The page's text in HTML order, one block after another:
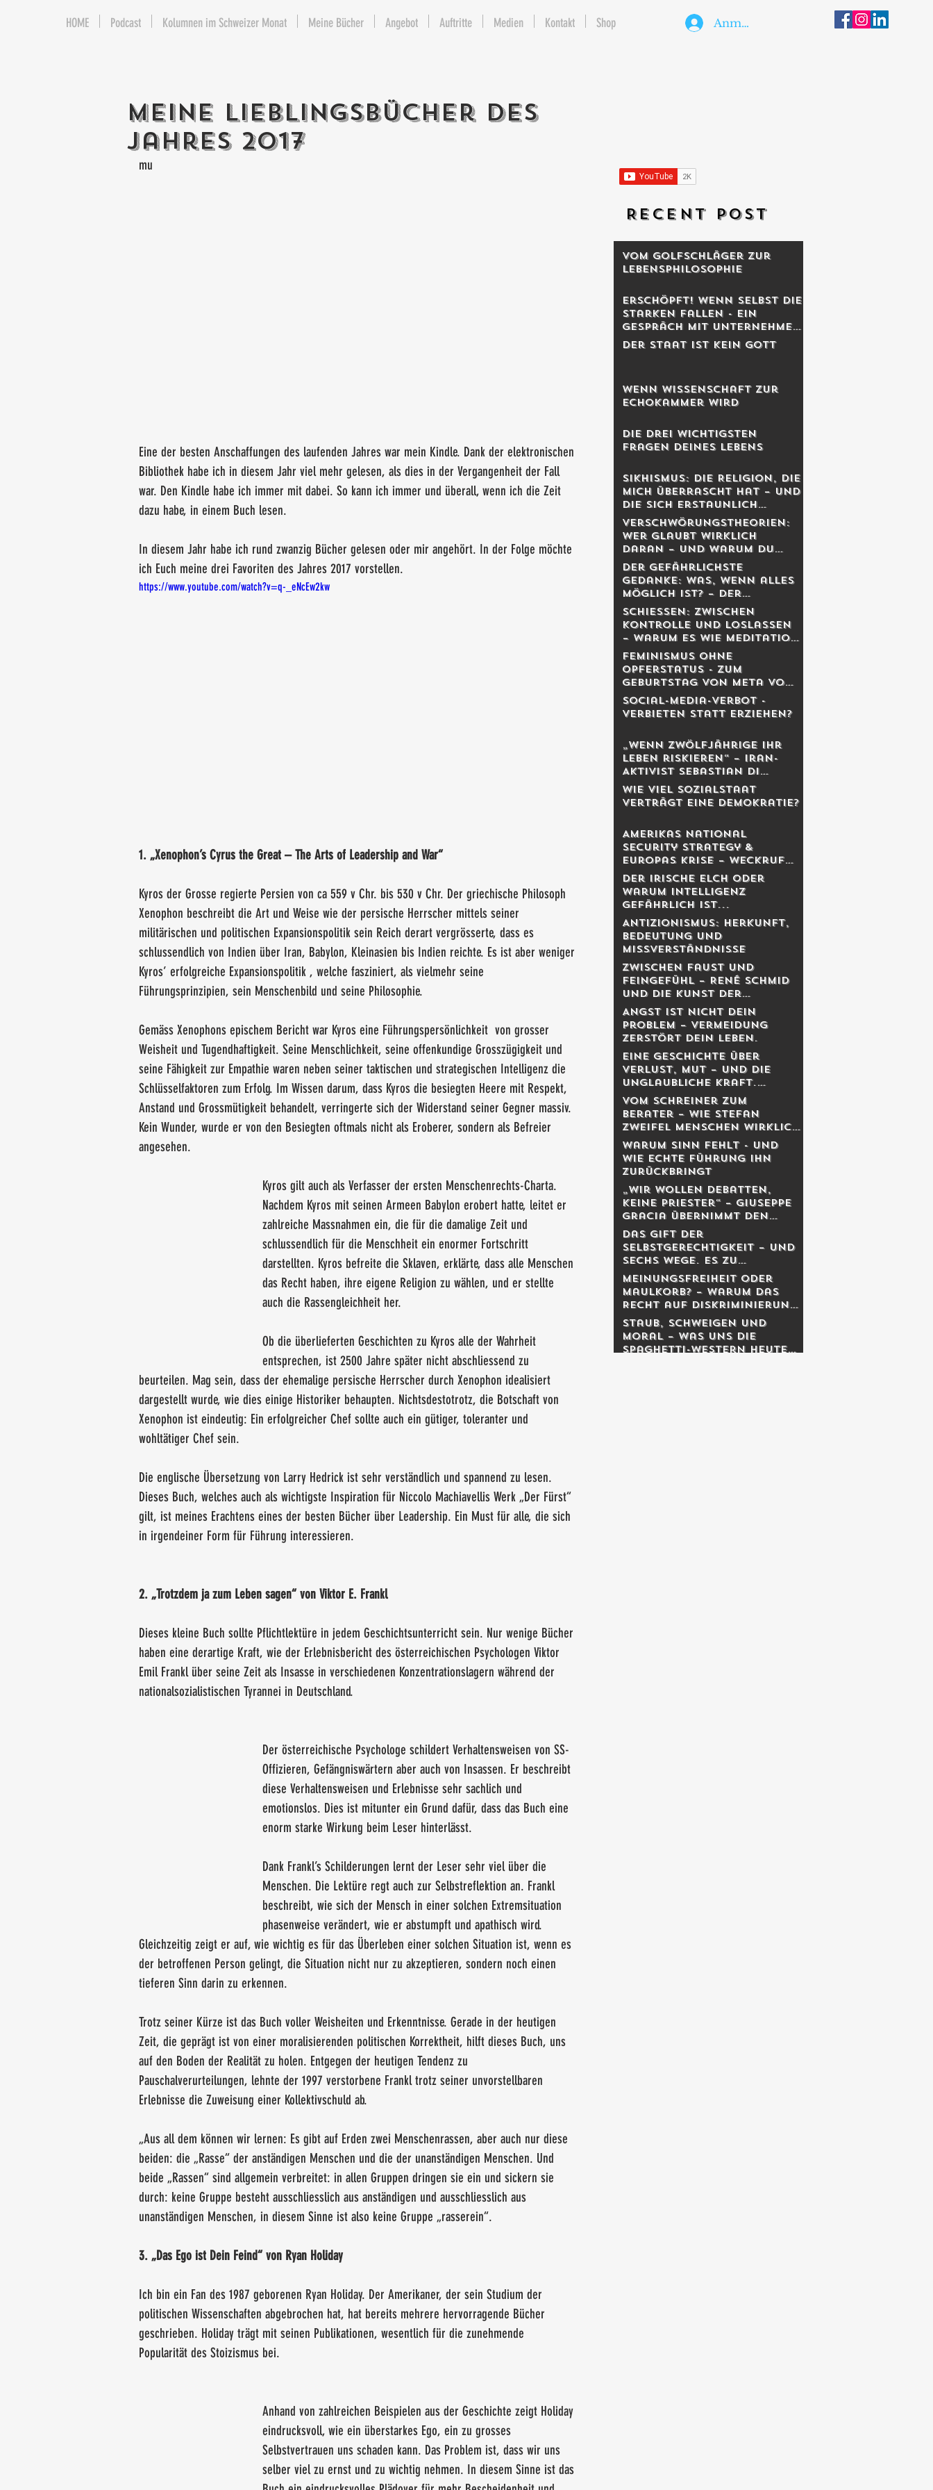
Anmelden
Meine Lieblingsbücher des
Jahres 2017
mu
Eine der besten Anschaffungen des laufenden Jahres war mein Kindle. Dank der elektronischen
Bibliothek habe ich in diesem Jahr viel mehr gelesen, als dies in der Vergangenheit der Fall
war. Den Kindle habe ich immer mit dabei. So kann ich immer und überall, wenn ich die Zeit
dazu habe, in einem Buch lesen.
In diesem Jahr habe ich rund zwanzig Bücher gelesen oder mir angehört. In der Folge möchte
ich Euch meine drei Favoriten des Jahres 2017 vorstellen.
https://www.youtube.com/watch?v=q-_eNcEw2kw
1. „Xenophon’s Cyrus the Great – The Arts of Leadership and War“
Kyros der Grosse regierte Persien von ca 559 v Chr. bis 530 v Chr. Der griechische Philosoph
Xenophon beschreibt die Art und Weise wie der persische Herrscher mittels seiner
militärischen und politischen Expansionspolitik sein Reich derart vergrösserte, dass es
schlussendlich von Indien über Iran, Babylon, Kleinasien bis Indien reichte. Es ist aber weniger
Kyros’ erfolgreiche Expansionspolitik , welche fasziniert, als vielmehr seine
Führungsprinzipien, sein Menschenbild und seine Philosophie.
Gemäss Xenophons epischem Bericht war Kyros eine Führungspersönlichkeit  von grosser
Weisheit und Tugendhaftigkeit. Seine Menschlichkeit, seine offenkundige Grosszügigkeit und
seine Fähigkeit zur Empathie waren neben seiner taktischen und strategischen Intelligenz die
Schlüsselfaktoren zum Erfolg. Im Wissen darum, dass Kyros die besiegten Heere mit Respekt,
Anstand und Grossmütigkeit behandelt, verringerte sich der Widerstand seiner Gegner massiv.
Kein Wunder, wurde er von den Besiegten oftmals nicht als Eroberer, sondern als Befreier
angesehen.
Kyros gilt auch als Verfasser der ersten Menschenrechts-Charta.
Nachdem Kyros mit seinen Armeen Babylon erobert hatte, leitet er
zahlreiche Massnahmen ein, die für die damalige Zeit und
schlussendlich für die Menschheit ein enormer Fortschritt
darstellten. Kyros befreite die Sklaven, erklärte, dass alle Menschen
das Recht haben, ihre eigene Religion zu wählen, und er stellte
auch die Rassengleichheit her.
Ob die überlieferten Geschichten zu Kyros alle der Wahrheit
entsprechen, ist 2500 Jahre später nicht abschliessend zu
beurteilen. Mag sein, dass der ehemalige persische Herrscher durch Xenophon idealisiert
dargestellt wurde, wie dies einige Historiker behaupten. Nichtsdestotrotz, die Botschaft von
Xenophon ist eindeutig: Ein erfolgreicher Chef sollte auch ein gütiger, toleranter und
wohltätiger Chef sein.
Die englische Übersetzung von Larry Hedrick ist sehr verständlich und spannend zu lesen.
Dieses Buch, welches auch als wichtigste Inspiration für Niccolo Machiavellis Werk „Der Fürst“
gilt, ist meines Erachtens eines der besten Bücher über Leadership. Ein Must für alle, die sich
in irgendeiner Form für Führung interessieren.
2. „Trotzdem ja zum Leben sagen“ von Viktor E. Frankl
Dieses kleine Buch sollte Pflichtlektüre in jedem Geschichtsunterricht sein. Nur wenige Bücher
haben eine derartige Kraft, wie der Erlebnisbericht des österreichischen Psychologen Viktor
Emil Frankl über seine Zeit als Insasse in verschiedenen Konzentrationslagern während der
nationalsozialistischen Tyrannei in Deutschland.
Der österreichische Psychologe schildert Verhaltensweisen von SS-
Offizieren, Gefängniswärtern aber auch von Insassen. Er beschreibt
diese Verhaltensweisen und Erlebnisse sehr sachlich und
emotionslos. Dies ist mitunter ein Grund dafür, dass das Buch eine
enorm starke Wirkung beim Leser hinterlässt.
Dank Frankl’s Schilderungen lernt der Leser sehr viel über die
Menschen. Die Lektüre regt auch zur Selbstreflektion an. Frankl
beschreibt, wie sich der Mensch in einer solchen Extremsituation
phasenweise verändert, wie er abstumpft und apathisch wird.
Gleichzeitig zeigt er auf, wie wichtig es für das Überleben einer solchen Situation ist, wenn es
der betroffenen Person gelingt, die Situation nicht nur zu akzeptieren, sondern noch einen
tieferen Sinn darin zu erkennen.
Trotz seiner Kürze ist das Buch voller Weisheiten und Erkenntnisse. Gerade in der heutigen
Zeit, die geprägt ist von einer moralisierenden politischen Korrektheit, hilft dieses Buch, uns
auf den Boden der Realität zu holen. Entgegen der heutigen Tendenz zu
Pauschalverurteilungen, lehnte der 1997 verstorbene Frankl trotz seiner unvorstellbaren
Erlebnisse die Zuweisung einer Kollektivschuld ab.
„Aus all dem können wir lernen: Es gibt auf Erden zwei Menschenrassen, aber auch nur diese
beiden: die „Rasse“ der anständigen Menschen und die der unanständigen Menschen. Und
beide „Rassen“ sind allgemein verbreitet: in allen Gruppen dringen sie ein und sickern sie
durch: keine Gruppe besteht ausschliesslich aus anständigen und ausschliesslich aus
unanständigen Menschen, in diesem Sinne ist also keine Gruppe „rasserein“.
3. „Das Ego ist Dein Feind“ von Ryan Holiday
Ich bin ein Fan des 1987 geborenen Ryan Holiday. Der Amerikaner, der sein Studium der
politischen Wissenschaften abgebrochen hat, hat bereits mehrere hervorragende Bücher
geschrieben. Holiday trägt mit seinen Publikationen, wesentlich für die zunehmende
Popularität des Stoizismus bei.
Anhand von zahlreichen Beispielen aus der Geschichte zeigt Holiday
eindrucksvoll, wie ein überstarkes Ego, ein zu grosses
Selbstvertrauen uns schaden kann. Das Problem ist, dass wir uns
selber viel zu ernst und zu wichtig nehmen. In diesem Sinne ist das
RECENT POST
Vom Golfschläger zur
Lebensphilosophie
Erschöpft! Wenn selbst die
Starken fallen - Ein
Gespräch mit Unternehmer
Lukas Jampen
Der Staat ist kein Gott
Wenn Wissenschaft zur
Echokammer wird
Die drei wichtigsten
Fragen deines Lebens
Sikhismus: Die Religion, die
mich überrascht hat – und
die sich erstaunlich
schweizerisch anfühlt
Verschwörungstheorien:
Wer glaubt wirklich
daran – und warum du
dich dabei wahrscheinlich
irrst
Der gefährlichste
Gedanke: Was, wenn alles
möglich ist? – Der
Schweizer Tom Clancy im
Gespräch
Schiessen: Zwischen
Kontrolle und Loslassen
– warum es wie Meditation
wirkt
Feminismus ohne
Opferstatus - Zum
Geburtstag von Meta von
Salis
Social-Media-Verbot -
Verbieten statt erziehen?
„Wenn Zwölfjährige ihr
Leben riskieren“ – Iran-
Aktivist Sebastian Di
Benedetto über
Revolution, Massaker und
das Schweigen des
Wie viel Sozialstaat
verträgt eine Demokratie?
Amerikas National
Security Strategy &
Europas Krise – Weckruf
oder Kriegserklärung?
Der irische Elch oder
warum Intelligenz
gefährlich ist...
Antizionismus: Herkunft,
Bedeutung und
Missverständnisse
Zwischen Faust und
Feingefühl – René Schmid
und die Kunst der
lebendigen Balance
Angst ist nicht dein
Problem – Vermeidung
zerstört dein Leben.
Eine Geschichte über
Verlust, Mut – und die
unglaubliche Kraft,
weiterzugehen.
Vom Schreiner zum
Berater – Wie Stefan
Zweifel Menschen wirklich
reicher macht
Warum Sinn fehlt - und
wie echte Führung ihn
zurückbringt
„Wir wollen Debatten,
keine Priester“ – Giuseppe
Gracia übernimmt den
Schweizer Monat
Das Gift der
Selbstgerechtigkeit – und
sechs Wege, es zu
entgiften
Meinungsfreiheit oder
Maulkorb? – Warum das
Recht auf Diskriminierung
die wahre Freiheit schützt
Staub, Schweigen und
Moral – was uns die
Spaghetti-Western heute
HOME Podcast Kolumnen im Schweizer Monat Meine Bücher Angebot Auftritte Medien Kontakt Shop